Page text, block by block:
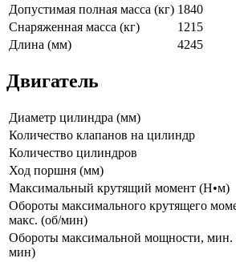
Допустимая полная масса (кг) 1840
Снаряженная масса (кг)
1215
Длина (мм)
4245
Двигатель
Диаметр цилиндра (мм)
Количество клапанов на цилиндр
Количество цилиндров
Ход поршня (мм)
Максимальный крутящий момент (Н•м)
Обороты максимального крутящего
макс. (об/мин)
Обороты максимальной мощности, мин.
мин)